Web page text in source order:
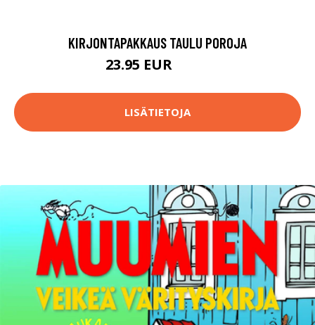
KIRJONTAPAKKAUS TAULU POROJA
23.95 EUR
LISÄTIETOJA